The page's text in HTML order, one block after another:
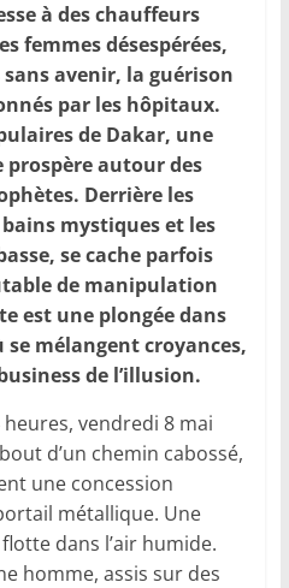
à des chauffeurs
femmes désespérées,
sans avenir, la guérison
par les hôpitaux.
de Dakar, une
autour des
Derrière les
mystiques et les
se cache parfois
de manipulation
est une plongée dans
mélangent croyances,
de l’illusion.
vendredi 8 mai
d’un chemin cabossé,
une concession
métallique. Une
dans l’air humide.
homme, assis sur des